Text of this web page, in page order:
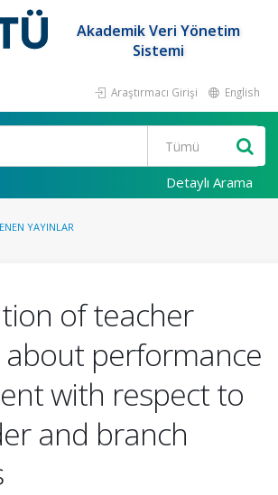
Akademik Veri Yönetim
Sistemi
Araştırmacı Girişi English
Detaylı Arama
YAYINLAR
of teacher
performance
with respect to
and branch